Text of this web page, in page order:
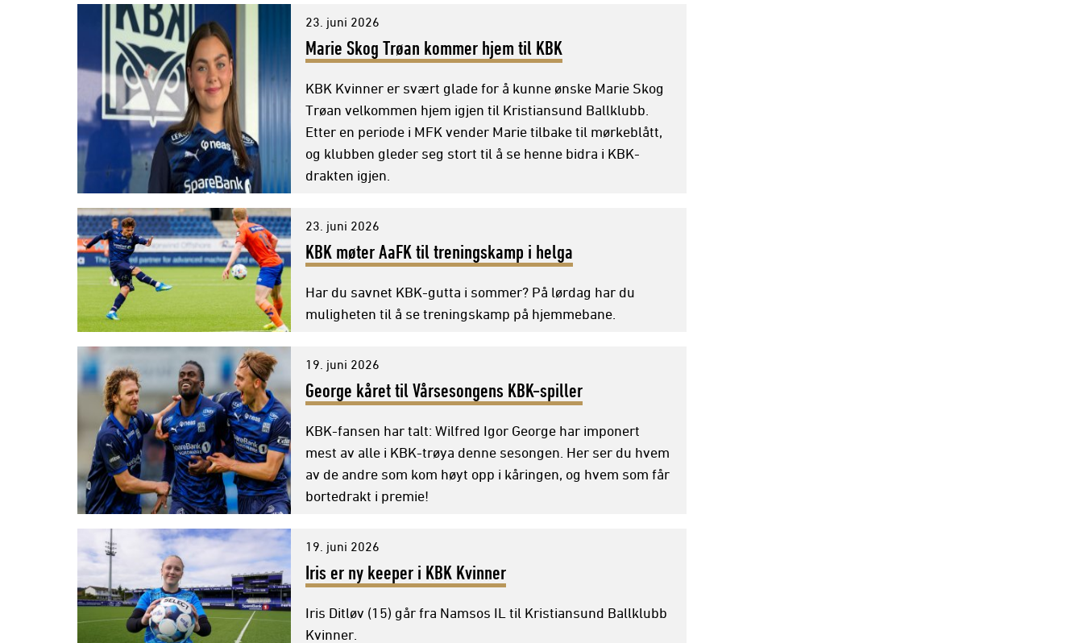
23. juni 2026
Marie Skog Trøan kommer hjem til KBK
KBK Kvinner er svært glade for å kunne ønske Marie Skog
Trøan velkommen hjem igjen til Kristiansund Ballklubb.
Etter en periode i MFK vender Marie tilbake til mørkeblått,
og klubben gleder seg stort til å se henne bidra i KBK-
drakten igjen.
23. juni 2026
KBK møter AaFK til treningskamp i helga
Har du savnet KBK-gutta i sommer? På lørdag har du
muligheten til å se treningskamp på hjemmebane.
19. juni 2026
George kåret til Vårsesongens KBK-spiller
KBK-fansen har talt: Wilfred Igor George har imponert
mest av alle i KBK-trøya denne sesongen. Her ser du hvem
av de andre som kom høyt opp i kåringen, og hvem som får
bortedrakt i premie!
19. juni 2026
Iris er ny keeper i KBK Kvinner
Iris Ditløv (15) går fra Namsos IL til Kristiansund Ballklubb
Kvinner.